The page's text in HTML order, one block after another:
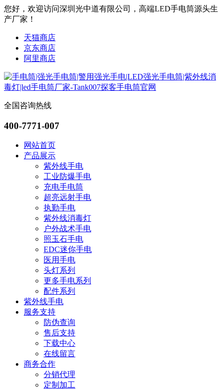
您好，欢迎访问深圳光中道有限公司，高端LED手电筒源头生
产厂家！
天猫商店
京东商店
阿里商店
全国咨询热线
400-7771-007
网站首页
产品展示
紫外线手电
工业防爆手电
充电手电筒
超亮远射手电
执勤手电
紫外线消毒灯
户外战术手电
照玉石手电
EDC迷你手电
医用手电
头灯系列
更多手电系列
配件系列
紫外线手电
服务支持
防伪查询
售后支持
下载中心
在线留言
商务合作
分销代理
定制加工